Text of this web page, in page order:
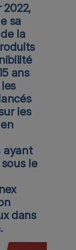
2022,
sa
la
ans
les
ayant
le
dans